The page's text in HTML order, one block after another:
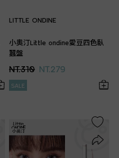
LITTLE ONDINE
小奧汀Little ondine愛豆四色臥
蠶盤
NT.310 NT.279
SALE